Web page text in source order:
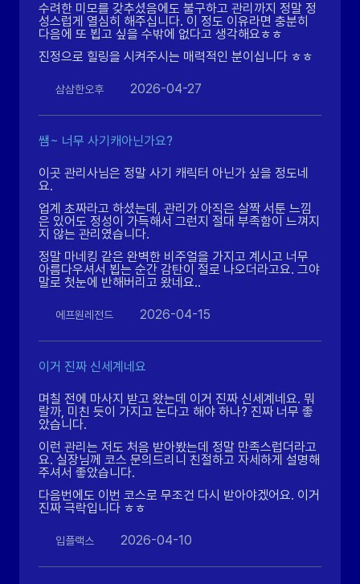
수려한 미모를 갖추셨음에도 불구하고 관리까지 정말 정
성스럽게 열심히 해주십니다. 이 정도 이유라면 충분히
다음에 또 뵙고 싶을 수밖에 없다고 생각해요ㅎㅎ
진정으로 힐링을 시켜주시는 매력적인 분이십니다 ㅎㅎ
삼삼한오후 2026-04-27
쌤~ 너무 사기캐아닌가요?
이곳 관리사님은 정말 사기 캐릭터 아닌가 싶을 정도네
요.
업계 초짜라고 하셨는데, 관리가 아직은 살짝 서툰 느낌
은 있어도 정성이 가득해서 그런지 절대 부족함이 느껴지
지 않는 관리였습니다.
정말 마네킹 같은 완벽한 비주얼을 가지고 계시고 너무
아름다우셔서 뵙는 순간 감탄이 절로 나오더라고요. 그야
말로 첫눈에 반해버리고 왔네요..
에프원레전드 2026-04-15
이거 진짜 신세계네요
며칠 전에 마사지 받고 왔는데 이거 진짜 신세계네요. 뭐
랄까, 미친 듯이 가지고 논다고 해야 하나? 진짜 너무 좋
았습니다.
이런 관리는 저도 처음 받아봤는데 정말 만족스럽더라고
요. 실장님께 코스 문의드리니 친절하고 자세하게 설명해
주셔서 좋았습니다.
다음번에도 이번 코스로 무조건 다시 받아야겠어요. 이거
진짜 극락입니다 ㅎㅎ
입플랙스 2026-04-10